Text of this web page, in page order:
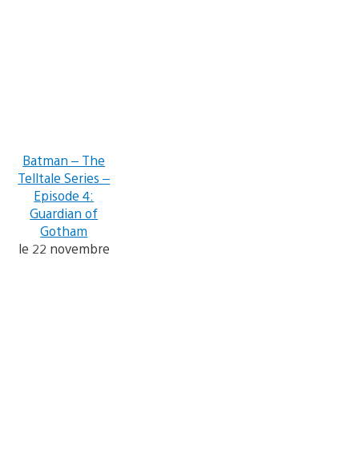
Batman – The
Telltale Series –
Episode 4:
Guardian of
Gotham
le 22 novembre